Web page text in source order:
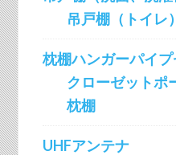
吊戸棚（トイレ）
枕棚ハンガーパイプ
クローゼットポ
枕棚
UHFアンテナ